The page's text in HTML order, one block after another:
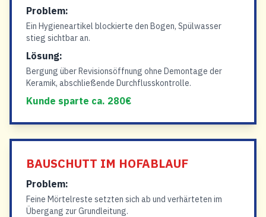
Problem:
Ein Hygieneartikel blockierte den Bogen, Spülwasser
stieg sichtbar an.
Lösung:
Bergung über Revisionsöffnung ohne Demontage der
Keramik, abschließende Durchflusskontrolle.
Kunde sparte ca. 280€
BAUSCHUTT IM HOFABLAUF
Problem:
Feine Mörtelreste setzten sich ab und verhärteten im
Übergang zur Grundleitung.